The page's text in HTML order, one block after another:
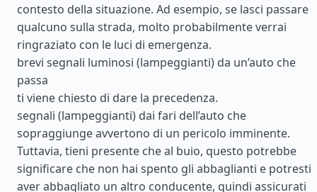
contesto della situazione. Ad esempio, se lasci passare
qualcuno sulla strada, molto probabilmente verrai
ringraziato con le luci di emergenza.
brevi segnali luminosi (lampeggianti) da un’auto che
passa
ti viene chiesto di dare la precedenza.
segnali (lampeggianti) dai fari dell’auto che
sopraggiunge avvertono di un pericolo imminente.
Tuttavia, tieni presente che al buio, questo potrebbe
significare che non hai spento gli abbaglianti e potresti
aver abbagliato un altro conducente, quindi assicurati